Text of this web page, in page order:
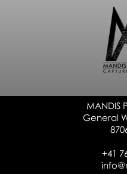
MANDIS
General
+41